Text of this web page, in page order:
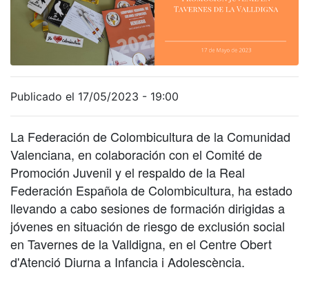
Publicado el 17/05/2023 - 19:00
La Federación de Colombicultura de la Comunidad
Valenciana, en colaboración con el Comité de
Promoción Juvenil y el respaldo de la Real
Federación Española de Colombicultura, ha estado
llevando a cabo sesiones de formación dirigidas a
jóvenes en situación de riesgo de exclusión social
en Tavernes de la Valldigna, en el Centre Obert
d'Atenció Diurna a Infancia i Adolescència.